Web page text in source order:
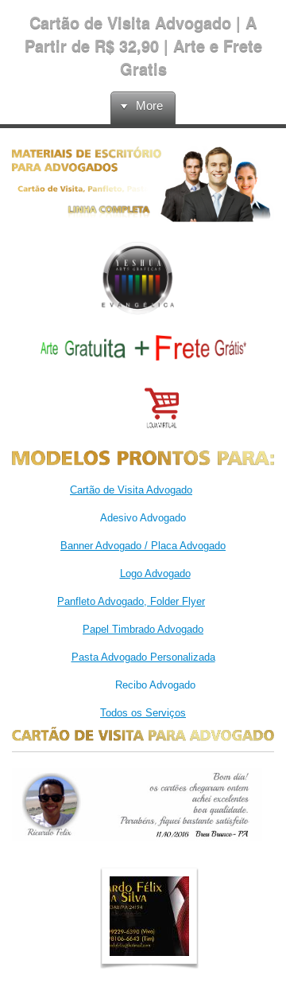
Cartão de Visita Advogado | A
Partir de R$ 32,90 | Arte e Frete
Gratis
More
Cartão de Visita Advogado
Adesivo Advogado
Banner Advogado / Placa Advogado
Logo Advogado
Panfleto Advogado, Folder Flyer
Papel Timbrado Advogado
Pasta Advogado Personalizada
Recibo Advogado
Todos os Serviços